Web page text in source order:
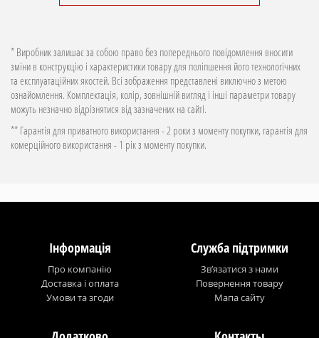
* Виробник залишає за собою право без попереднього повідомлення вносити
зміни в конструкцію і характеристики товару для поліпшення його технологічних
та експлуатаційних якостей. Всі зображення представлені виключно з метою
ознайомлення. Комплектація, колір, зовнішній вигляд і інші параметри товару
можуть незначно відрізнятися від зазначених на сайті.
** Гарантія для приватного використання - 2 роки з моменту покупки, гарантія для
комерційного використання - 1 рік з моменту покупки.
Інформація
Про компанію
Доставка і оплата
Умови та згоди
Служба підтримки
Зв’язатися з нами
Повернення товару
Мапа сайту